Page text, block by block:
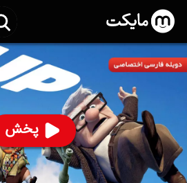
پخش
انیمیشن بالا با دوبله فارسی- Up 2009
91% ۸.۳
ساخت آمریکا سال 2009
رده سنی ۷+
انیمیشن
ماجراجویی کمدی خانوادگی